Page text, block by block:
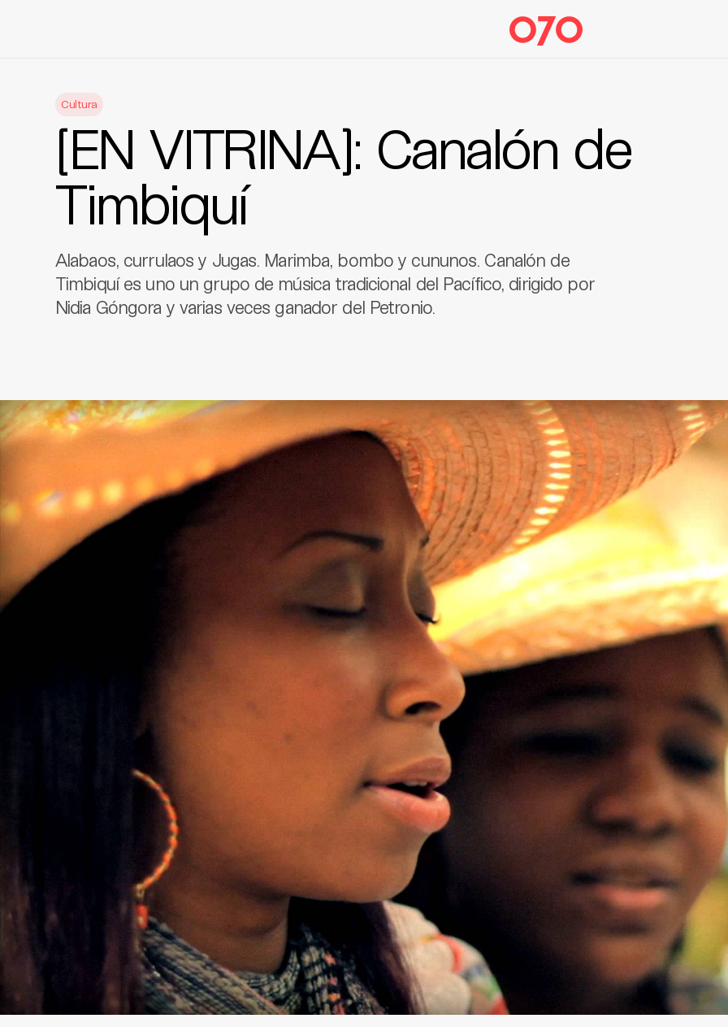
Cultura
[EN VITRINA]: Canalón de
Timbiquí
Alabaos, currulaos y Jugas. Marimba, bombo y cununos. Canalón de
Timbiquí es uno un grupo de música tradicional del Pacífico, dirigido por
Nidia Góngora y varias veces ganador del Petronio.